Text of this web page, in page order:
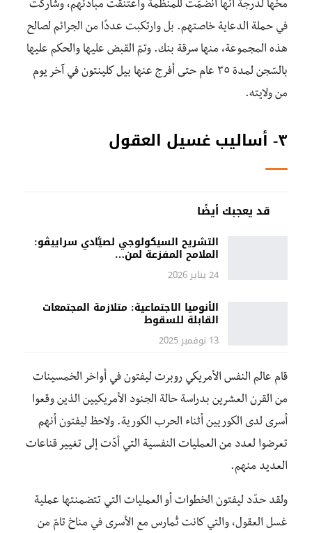
مخها لدرجة أنها انضمّت للمنظمة واعتنقت مبادئهم، وشاركت
في حملة الدعاية خاصتهم. بل وارتكبت عددًا من الجرائم لصالح
هذه المجموعة، منها سرقة بنك. وتمّ القبض عليها والحكم عليها
بالسّجن لمدة ٣٥ عام حتى أفرج عنها بيل كلينتون في آخر يوم
من ولايته.
٣- أساليب غسيل العقول
قد يعجبك أيضًا
التشريح السيكولوجي لصيَّادي سراييڤو:
الملامح المفزعة لمن…
24 يناير 2026
الأنوميا الاجتماعية: متلازمة المجتمعات
القابلة للسقوط
13 نوفمبر 2025
قام عالم النفس الأمريكي روبرت ليفتون في أواخر الخمسينات
من القرن العشرين بدراسة حالة الجنود الأمريكيين الذين وقعوا
أسرى لدى الكوريين أثناء الحرب الكورية. ولاحظ ليفتون أنهم
تعرضوا لعدد من العمليات النفسية التي أدّت إلى تغيير قناعات
العديد منهم.
ولقد حدّد ليفتون الخطوات أو العمليات التي تتضمنتها عملية
غسل العقول، والتي كانت تُمارس مع الأسرى في مناخ تامّ من